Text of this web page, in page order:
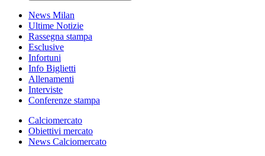
News Milan
Ultime Notizie
Rassegna stampa
Esclusive
Infortuni
Info Biglietti
Allenamenti
Interviste
Conferenze stampa
Calciomercato
Obiettivi mercato
News Calciomercato